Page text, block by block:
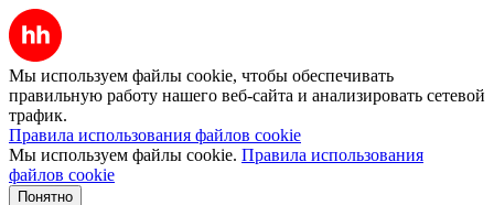
Мы используем файлы cookie, чтобы обеспечивать
правильную работу нашего веб-сайта и анализировать сетевой
трафик.
Правила использования файлов cookie
Мы используем файлы cookie. Правила использования
файлов cookie
Понятно